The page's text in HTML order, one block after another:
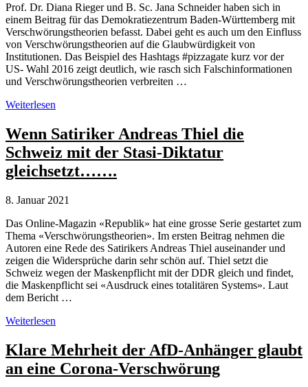
Prof. Dr. Diana Rieger und B. Sc. Jana Schneider haben sich in
einem Beitrag für das Demokratiezentrum Baden-Württemberg mit
Verschwörungstheorien befasst. Dabei geht es auch um den Einfluss
von Verschwörungstheorien auf die Glaubwürdigkeit von
Institutionen. Das Beispiel des Hashtags #pizzagate kurz vor der
US- Wahl 2016 zeigt deutlich, wie rasch sich Falschinformationen
und Verschwörungstheorien verbreiten …
Verschwörungstheorien
Glaubwürdigkeit
von
Institutionen
Weiterlesen
Wenn Satiriker Andreas Thiel die
Schweiz mit der Stasi-Diktatur
gleichsetzt…….
8. Januar 2021
Das Online-Magazin «Republik» hat eine grosse Serie gestartet zum
Thema «Verschwörungstheorien». Im ersten Beitrag nehmen die
Autoren eine Rede des Satirikers Andreas Thiel auseinander und
zeigen die Widersprüche darin sehr schön auf. Thiel setzt die
Schweiz wegen der Maskenpflicht mit der DDR gleich und findet,
die Maskenpflicht sei «Ausdruck eines totalitären Systems». Laut
dem Bericht …
Wenn
Andreas
Thiel
die
Weiterlesen
Klare Mehrheit der AfD-Anhänger glaubt
an eine Corona-Verschwörung